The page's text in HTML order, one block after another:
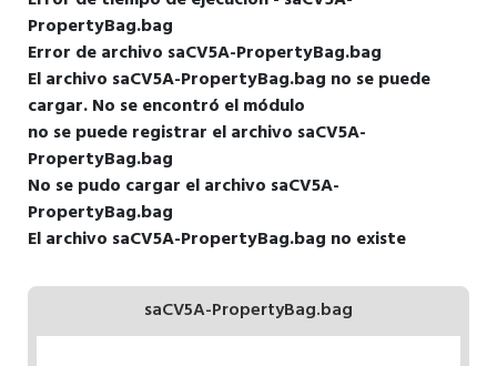
PropertyBag.bag
Error de archivo saCV5A-PropertyBag.bag
El archivo saCV5A-PropertyBag.bag no se puede
cargar. No se encontró el módulo
no se puede registrar el archivo saCV5A-
PropertyBag.bag
No se pudo cargar el archivo saCV5A-
PropertyBag.bag
El archivo saCV5A-PropertyBag.bag no existe
saCV5A-PropertyBag.bag